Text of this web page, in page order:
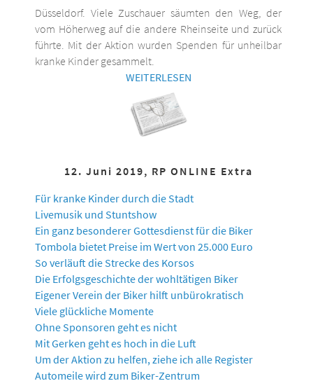
Düsseldorf. Viele Zuschauer säumten den Weg, der
vom Höherweg auf die andere Rheinseite und zurück
führte. Mit der Aktion wurden Spenden für unheilbar
kranke Kinder gesammelt.
WEITERLESEN
12. Juni 2019, RP ONLINE Extra
Für kranke Kinder durch die Stadt
Livemusik und Stuntshow
Ein ganz besonderer Gottesdienst für die Biker
Tombola bietet Preise im Wert von 25.000 Euro
So verläuft die Strecke des Korsos
Die Erfolgsgeschichte der wohltätigen Biker
Eigener Verein der Biker hilft unbürokratisch
Viele glückliche Momente
Ohne Sponsoren geht es nicht
Mit Gerken geht es hoch in die Luft
Um der Aktion zu helfen, ziehe ich alle Register
Automeile wird zum Biker-Zentrum